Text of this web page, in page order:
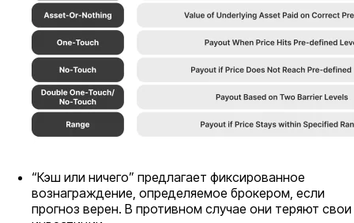
“Кэш или ничего” предлагает фиксированное
вознаграждение, определяемое брокером, если
прогноз верен. В противном случае они теряют свои